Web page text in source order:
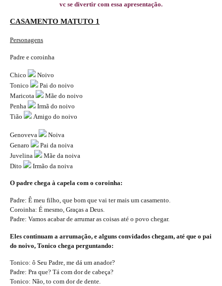
vc se divertir com essa apresentação.
CASAMENTO MATUTO 1
Personagens
Padre e coroinha
Chico
Noivo
Tonico
Pai do noivo
Maricota
Mãe do noivo
Penha
Irmã do noivo
Tião
Amigo do noivo
Genoveva
Noiva
Genaro
Pai da noiva
Juvelina
Mãe da noiva
Dito
Irmão da noiva
O padre chega à capela com o coroinha:
Padre: Ê meu filho, que bom que vai ter mais um casamento.
Coroinha: É mesmo, Graças a Deus.
Padre: Vamos acabar de arrumar as coisas até o povo chegar.
Eles continuam a arrumação, e alguns convidados chegam, até que o pai
do noivo, Tonico chega perguntando:
Tonico: ô Seu Padre, me dá um anador?
Padre: Pra que? Tá com dor de cabeça?
Tonico: Não, to com dor de dente.